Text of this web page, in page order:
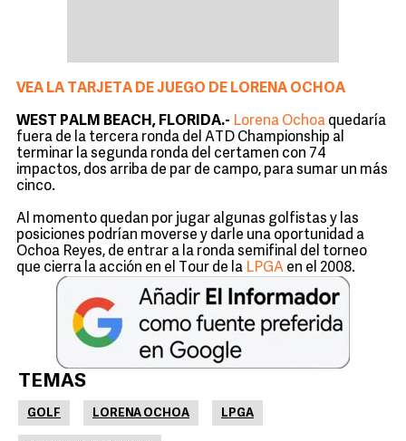
VEA LA TARJETA DE JUEGO DE LORENA OCHOA
WEST PALM BEACH, FLORIDA.- Lorena Ochoa quedaría
fuera de la tercera ronda del ATD Championship al
terminar la segunda ronda del certamen con 74
impactos, dos arriba de par de campo, para sumar un más
cinco.
Al momento quedan por jugar algunas golfistas y las
posiciones podrían moverse y darle una oportunidad a
Ochoa Reyes, de entrar a la ronda semifinal del torneo
que cierra la acción en el Tour de la LPGA en el 2008.
TEMAS
GOLF LORENA OCHOA LPGA